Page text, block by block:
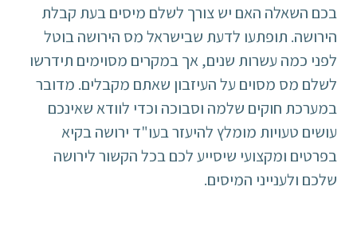
בכם השאלה האם יש צורך לשלם מיסים בעת קבלת
הירושה. תופתעו לדעת שבישראל מס הירושה בוטל
לפני כמה עשרות שנים, אך במקרים מסוימים תידרשו
לשלם מס מסוים על העיזבון שאתם מקבלים. מדובר
במערכת חוקים שלמה וסבוכה וכדי לוודא שאינכם
עושים טעויות מומלץ להיעזר בעו"ד ירושה בקיא
בפרטים ומקצועי שיסייע לכם בכל הקשור לירושה
שלכם ולענייני המיסים.